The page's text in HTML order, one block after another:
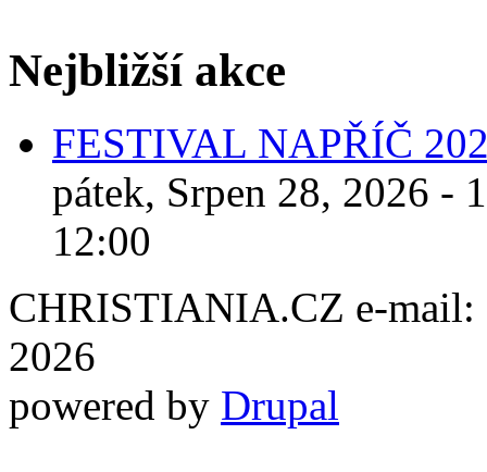
Nejbližší akce
FESTIVAL NAPŘÍČ
pátek, Srpen 28, 2026 -
12:00
CHRISTIANIA.CZ e-mail:
2026
powered by Drupal